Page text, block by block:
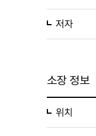
저자
소장 정보
위치